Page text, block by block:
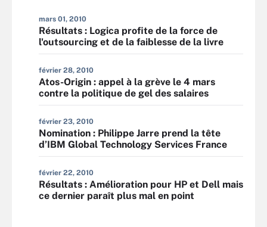
mars 01, 2010
Résultats : Logica profite de la force de
l'outsourcing et de la faiblesse de la livre
février 28, 2010
Atos-Origin : appel à la grève le 4 mars
contre la politique de gel des salaires
février 23, 2010
Nomination : Philippe Jarre prend la tête
d’IBM Global Technology Services France
février 22, 2010
Résultats : Amélioration pour HP et Dell mais
ce dernier paraît plus mal en point